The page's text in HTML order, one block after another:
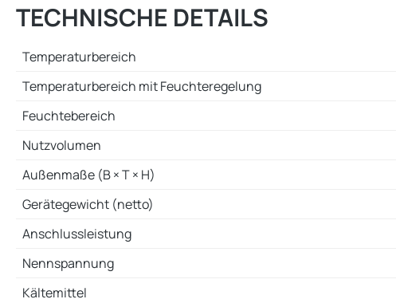
TECHNISCHE DETAILS
Temperaturbereich
Temperaturbereich mit Feuchteregelung
Feuchtebereich
Nutzvolumen
Außenmaße (B × T × H)
Gerätegewicht (netto)
Anschlussleistung
Nennspannung
Kältemittel